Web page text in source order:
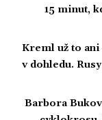
15 minut,
Kreml už to
v dohledu.
Barbora